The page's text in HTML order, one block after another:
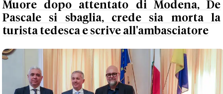
Muore dopo attentato di Modena, De
Pascale si sbaglia, crede sia morta la
turista tedesca e scrive all'ambasciatore